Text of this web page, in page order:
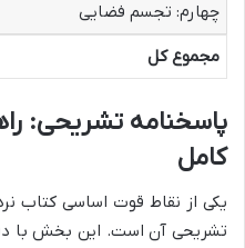
چهارم: تجسم فضایی
مجموع کل
پاسخنامه تشریحی:
کامل
تشریحی آن است. این بخش با